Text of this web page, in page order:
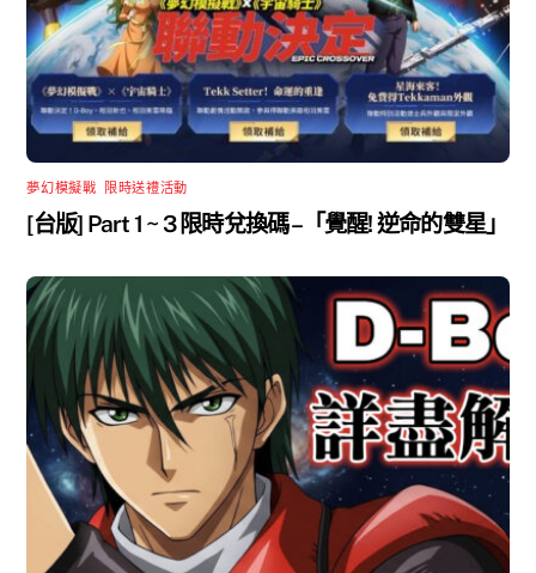
夢幻模擬戰 限時送禮活動
[台版] Part 1 ~ 3 限時兌換碼 –「覺醒! 逆命的雙星」